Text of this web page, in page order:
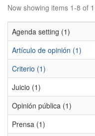
Now showing items 1-8 of 1
Agenda setting (1)
Artículo de opinión (1)
Criterio (1)
Juicio (1)
Opinión pública (1)
Prensa (1)